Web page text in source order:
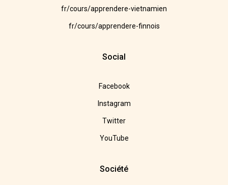
fr/cours/apprendere-vietnamien
fr/cours/apprendere-finnois
Social
Facebook
Instagram
Twitter
YouTube
Société